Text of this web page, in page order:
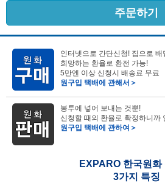
주문하기
인터넷으로 간단신청! 집으로 배
희망하는 환율로 환전 가능!
5만엔 이상 신청시 배송료 무료
원구입 택배에 관해서＞
봉투에 넣어 보내는 것뿐!
신청할 때의 환율로 확정하니까
원구입 택배에 관하여＞
EXPARO 한국원화
3가지 특징